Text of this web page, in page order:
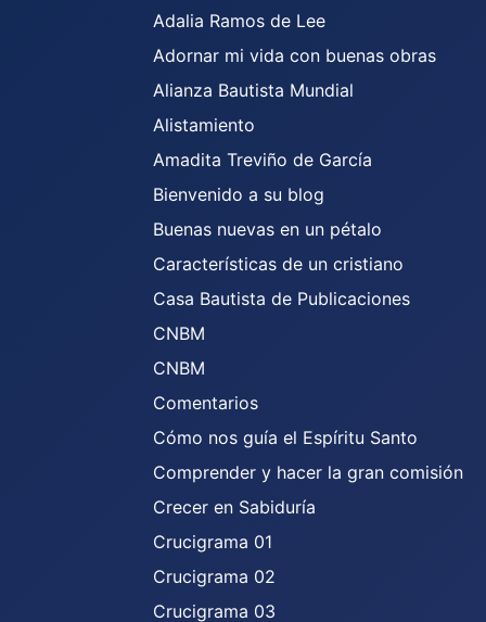
Adalia Ramos de Lee
Adornar mi vida con buenas obras
Alianza Bautista Mundial
Alistamiento
Amadita Treviño de García
Bienvenido a su blog
Buenas nuevas en un pétalo
Características de un cristiano
Casa Bautista de Publicaciones
CNBM
CNBM
Comentarios
Cómo nos guía el Espíritu Santo
Comprender y hacer la gran comisión
Crecer en Sabiduría
Crucigrama 01
Crucigrama 02
Crucigrama 03